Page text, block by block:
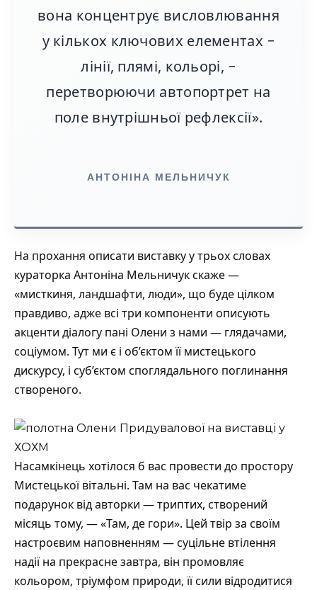
вона концентрує висловлювання
у кількох ключових елементах −
лінії, плямі, кольорі, −
перетворюючи автопортрет на
поле внутрішньої рефлексії».
АНТОНІНА МЕЛЬНИЧУК
На прохання описати виставку у трьох словах
кураторка Антоніна Мельничук скаже —
«мисткиня, ландшафти, люди», що буде цілком
правдиво, адже всі три компоненти описують
акценти діалогу пані Олени з нами — глядачами,
соціумом. Тут ми є і об’єктом її мистецького
дискурсу, і суб’єктом споглядального поглинання
створеного.
Насамкінець хотілося б вас провести до простору
Мистецької вітальні. Там на вас чекатиме
подарунок від авторки — триптих, створений
місяць тому, — «Там, де гори». Цей твір за своїм
настроєвим наповненням — суцільне втілення
надії на прекрасне завтра, він промовляє
кольором, тріумфом природи, її сили відродитися